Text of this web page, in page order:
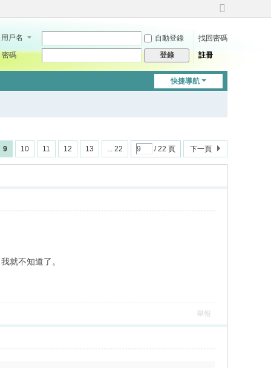
切
到
用戶名 自動登錄
找回密碼
密碼
登錄 註冊
快捷導航
9 10 11 12 13 ... 22 / 22 頁 下一頁
就不知道了。
舉報